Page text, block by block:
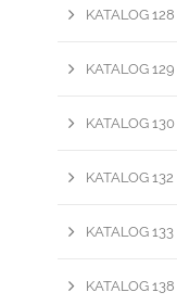
KATALOG 128
KATALOG 129
KATALOG 130
KATALOG 132
KATALOG 133
KATALOG 138